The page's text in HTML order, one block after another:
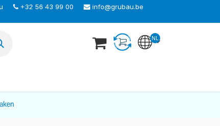
+32 56 43 99 00
info@grubau.be
NL